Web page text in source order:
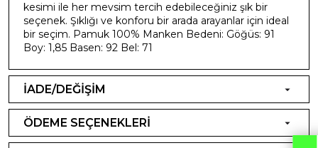
kesimi ile her mevsim tercih edebileceğiniz şık bir
seçenek. Şıklığı ve konforu bir arada arayanlar için ideal
bir seçim. Pamuk 100% Manken Bedeni: Göğüs: 91
Boy: 1,85 Basen: 92 Bel: 71
İADE/DEĞİŞİM
ÖDEME SEÇENEKLERİ